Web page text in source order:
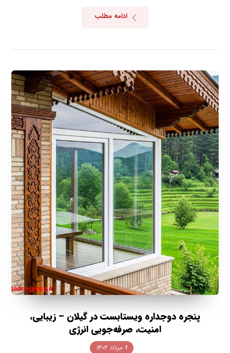
ادامه مطلب
پنجره دوجداره ویستابست در گیلان – زیبایی،
امنیت، صرفه‌جویی انرژی
۹ مرداد ۱۴۰۴